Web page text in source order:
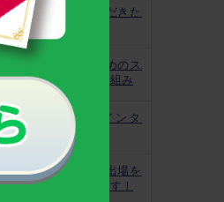
常時にお役立ていただきた
レーニング
様の安心と安全のためのス
クのっぽくんの取り組み
しこ宮間選手にインタ
ー！
ニアオリンピック出場を
してがんばっています！